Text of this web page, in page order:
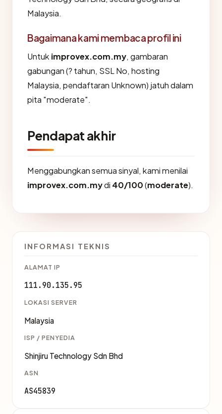
Malaysia.
Bagaimana kami membaca profil ini
Untuk improvex.com.my, gambaran
gabungan (? tahun, SSL No, hosting
Malaysia, pendaftaran Unknown) jatuh dalam
pita "moderate".
Pendapat akhir
Menggabungkan semua sinyal, kami menilai
improvex.com.mydi 40/100(moderate).
INFORMASI TEKNIS
ALAMAT IP
111.90.135.95
LOKASI SERVER
Malaysia
ISP / PENYEDIA
Shinjiru Technology Sdn Bhd
ASN
AS45839